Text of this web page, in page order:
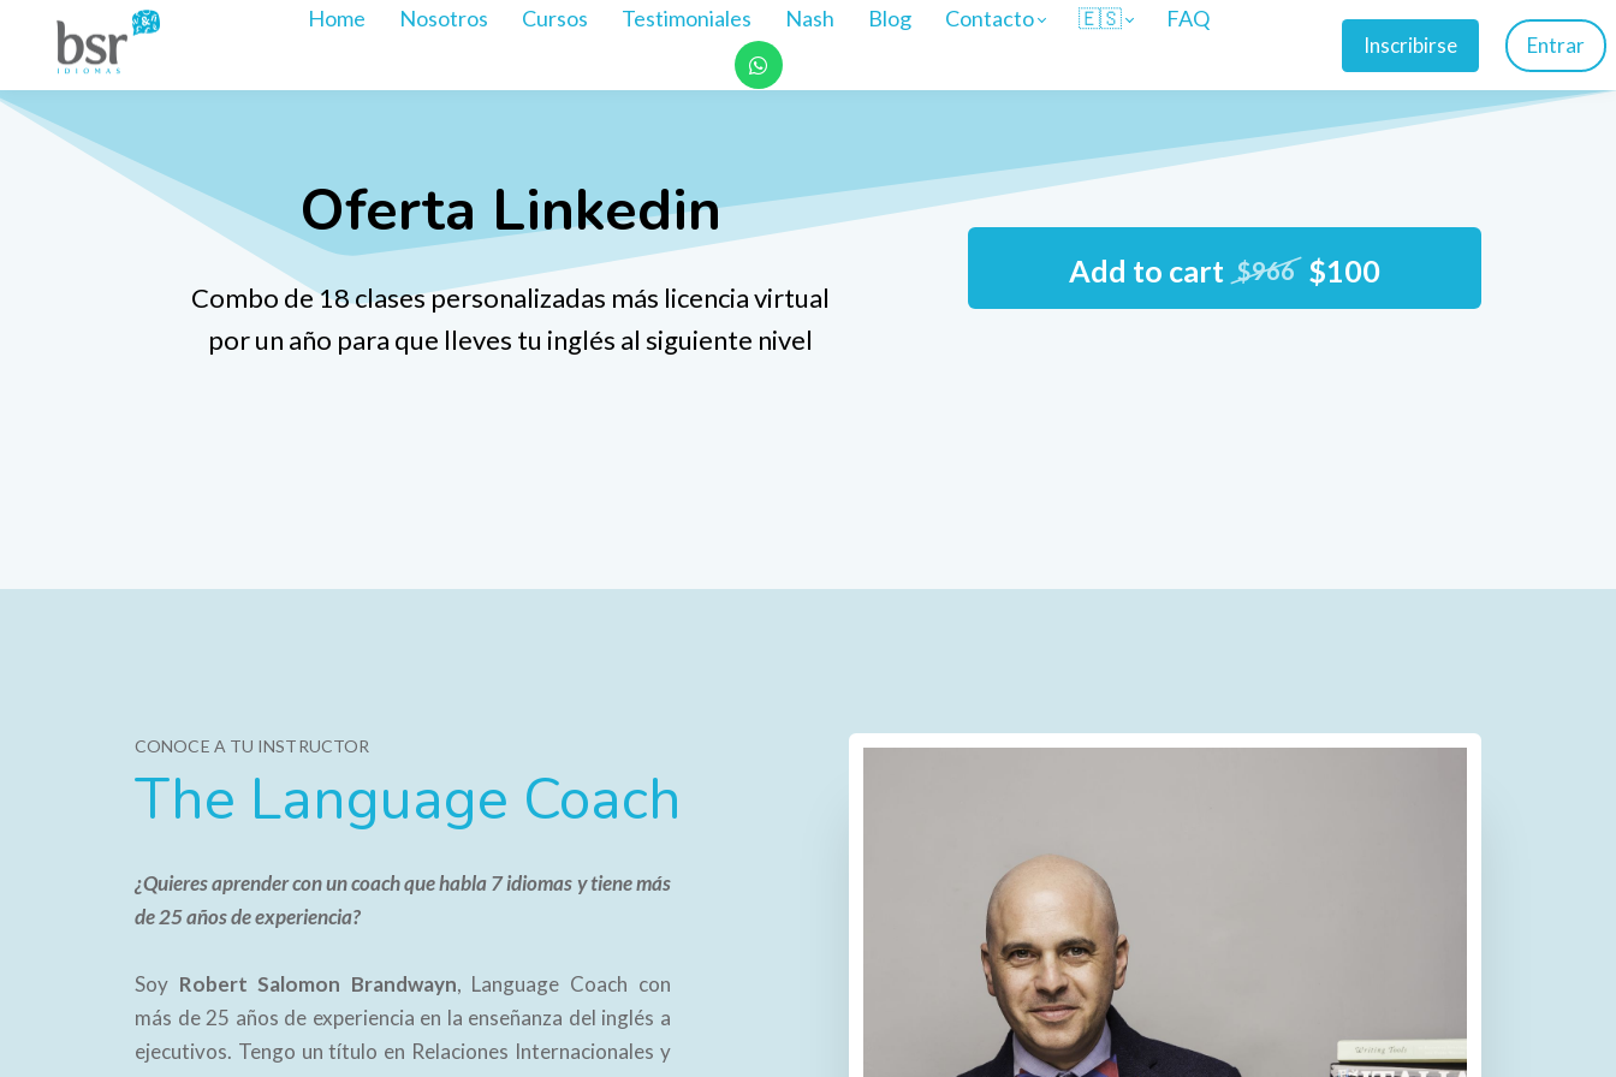
Home Nosotros Cursos Testimoniales Nash Blog Contacto 🇪🇸 FAQ
Inscribirse Entrar
Oferta Linkedin
Combo de 18 clases personalizadas más licencia virtual
por un año para que lleves tu inglés al siguiente nivel
Add to cart $966 $100
CONOCE A TU INSTRUCTOR
The Language Coach
¿Quieres aprender con un coach que habla 7 idiomas y tiene más
de 25 años de experiencia?
Soy Robert Salomon Brandwayn, Language Coach con
más de 25 años de experiencia en la enseñanza del inglés a
ejecutivos. Tengo un título en Relaciones Internacionales y